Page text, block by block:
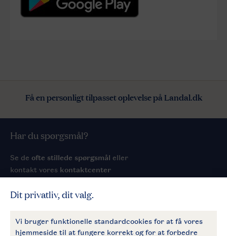
Få en personligt tilpasset oplevelse på Landal.dk
Har du spørgsmål?
Se de ofte stillede spørgsmål eller
kontakt vores kontaktcenter